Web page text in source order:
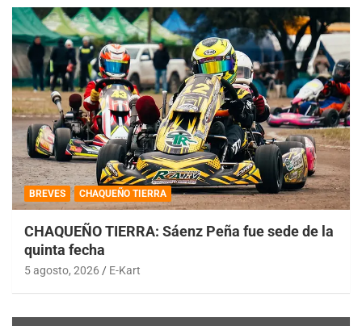
BREVES CHAQUEÑO TIERRA
CHAQUEÑO TIERRA: Sáenz Peña fue sede de la
quinta fecha
5 agosto, 2026 E-Kart